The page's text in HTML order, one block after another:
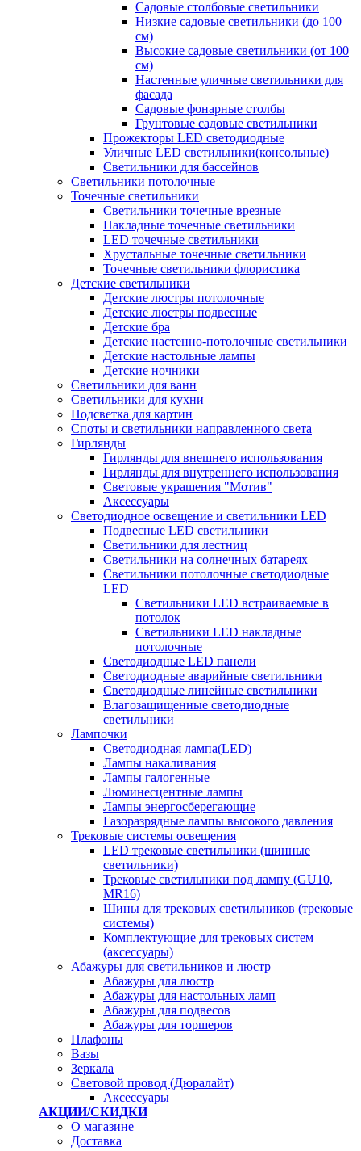
Садовые столбовые светильники
Низкие садовые светильники (до 100
см)
Высокие садовые светильники (от 100
см)
Настенные уличные светильники для
фасада
Садовые фонарные столбы
Грунтовые садовые светильники
Прожекторы LED светодиодные
Уличные LED светильники(консольные)
Светильники для бассейнов
Светильники потолочные
Точечные светильники
Светильники точечные врезные
Накладные точечные светильники
LED точечные светильники
Хрустальные точечные светильники
Точечные светильники флористика
Детские светильники
Детские люстры потолочные
Детские люстры подвесные
Детские бра
Детские настенно-потолочные светильники
Детские настольные лампы
Детские ночники
Светильники для ванн
Светильники для кухни
Подсветка для картин
Споты и светильники направленного света
Гирлянды
Гирлянды для внешнего использования
Гирлянды для внутреннего использования
Световые украшения "Мотив"
Аксессуары
Светодиодное освещение и светильники LED
Подвесные LED светильники
Светильники для лестниц
Светильники на солнечных батареях
Светильники потолочные светодиодные
LED
Cветильники LED встраиваемые в
потолок
Светильники LED накладные
потолочные
Светодиодные LED панели
Светодиодные аварийные светильники
Светодиодные линейные светильники
Влагозащищенные светодиодные
светильники
Лампочки
Светодиодная лампа(LED)
Лампы накаливания
Лампы галогенные
Люминесцентные лампы
Лампы энергосберегающие
Газоразрядные лампы высокого давления
Трековые системы освещения
LED трековые светильники (шинные
светильники)
Трековые светильники под лампу (GU10,
MR16)
Шины для трековых светильников (трековые
системы)
Комплектующие для трековых систем
(аксессуары)
Абажуры для светильников и люстр
Абажуры для люстр
Абажуры для настольных ламп
Абажуры для подвесов
Абажуры для торшеров
Плафоны
Вазы
Зеркала
Световой провод (Дюралайт)
Аксессуары
АКЦИИ/СКИДКИ
О магазине
Доставка